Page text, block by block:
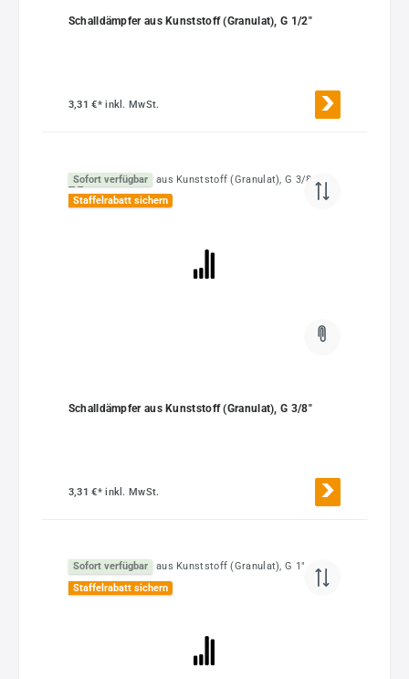
Schalldämpfer aus Kunststoff (Granulat), G 1/2"
3,31 €*inkl. MwSt.
Sofort verfügbar
Staffelrabatt sichern
Schalldämpfer aus Kunststoff (Granulat), G 3/8"
3,31 €*inkl. MwSt.
Sofort verfügbar
Staffelrabatt sichern